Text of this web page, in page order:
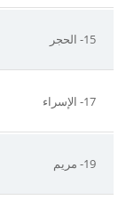
15- الحجر
17- الإسراء
19- مريم